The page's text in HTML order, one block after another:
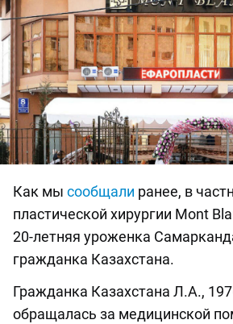
Как мы сообщали ранее, в
пластической хирургии Mont
20-летняя уроженка
гражданка Казахстана.
Гражданка Казахстана Л.А.,
обращалась за медицинской